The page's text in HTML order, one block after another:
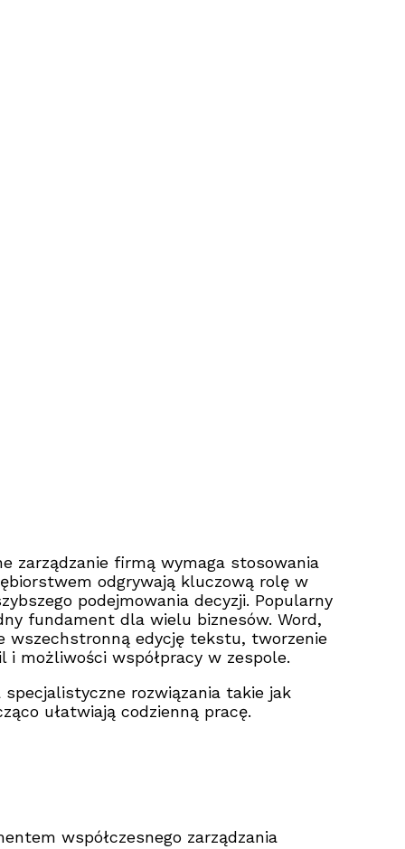
zarządzanie firmą wymaga stosowania
odgrywają kluczową rolę w
podejmowania decyzji. Popularny
fundament dla wielu biznesów. Word,
wszechstronną edycję tekstu, tworzenie
możliwości współpracy w zespole.
rozwiązania takie jak
ułatwiają codzienną pracę.
współczesnego zarządzania